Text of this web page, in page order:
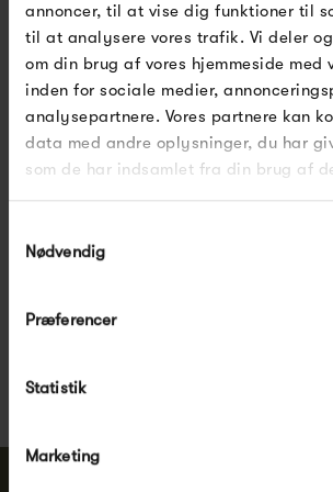
annoncer, til at vise dig funktioner til
til at analysere vores trafik. Vi deler
om din brug af vores hjemmeside med
inden for sociale medier,
analysepartnere. Vores partnere kan
data med andre oplysninger, du har
som de har indsamlet fra din brug af
Nødvendig
Præferencer
Statistik
Marketing
har et bredt sortiment inden for
har designet det meget populære system
akrylbokse, som kan sættes sammen og
forskellig vis alt efter behov. Nomess
Vis mere
Pssst.. Følg med på